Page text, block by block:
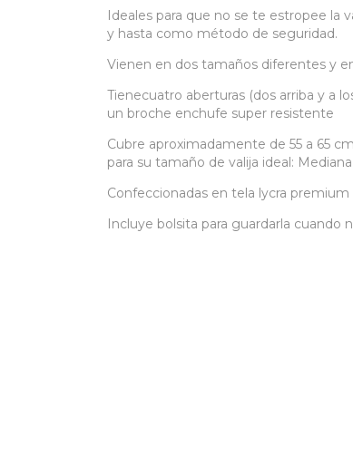
Ideales para que no se te estropee la
y hasta como método de seguridad.
Vienen en dos tamaños diferentes y
Tienecuatro aberturas (dos arriba y a
un broche enchufe super resistente
Cubre aproximadamente de 55 a 65
para su tamaño de valija ideal:
Confeccionadas en tela lycra
Incluye bolsita para guardarla cuando